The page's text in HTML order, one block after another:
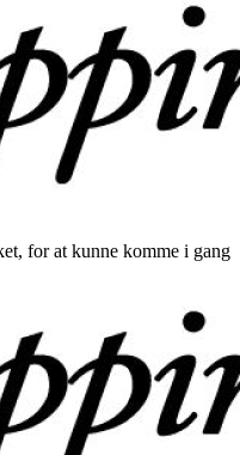
for at kunne komme i gang